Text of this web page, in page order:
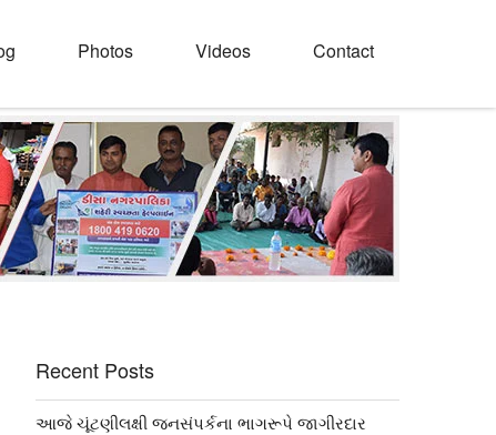
Photos Videos Contact
Recent Posts
આજે ચૂંટણીલક્ષી જનસંપર્કના ભાગરૂપે જાગીરદાર